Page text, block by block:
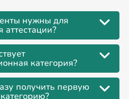
нужны для
категория?
получить первую